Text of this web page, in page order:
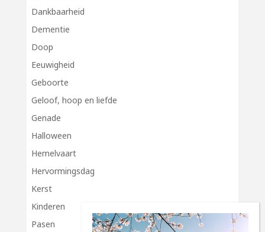
Dankbaarheid
Dementie
Doop
Eeuwigheid
Geboorte
Geloof, hoop en liefde
Genade
Halloween
Hemelvaart
Hervormingsdag
Kerst
Kinderen
Pasen